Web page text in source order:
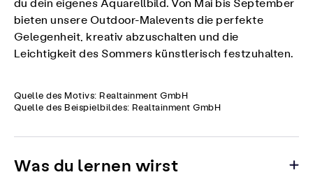
du dein eigenes Aquarellbild. Von Mai bis September
bieten unsere Outdoor-Malevents die perfekte
Gelegenheit, kreativ abzuschalten und die
Leichtigkeit des Sommers künstlerisch festzuhalten.
Quelle des Motivs: Realtainment GmbH
Quelle des Beispielbildes: Realtainment GmbH
Was du lernen wirst